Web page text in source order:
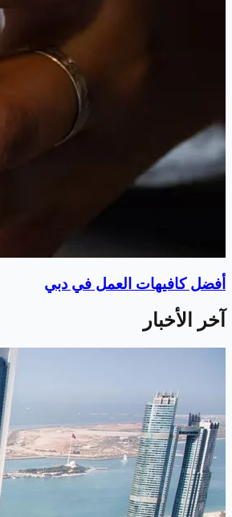
أفضل كافيهات العمل في دبي
آخر الأخبار